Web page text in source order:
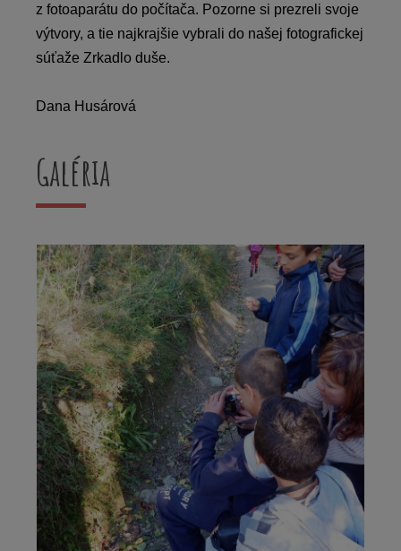
z fotoaparátu do počítača. Pozorne si prezreli svoje
výtvory, a tie najkrajšie vybrali do našej fotografickej
súťaže Zrkadlo duše.
Dana Husárová
Galéria